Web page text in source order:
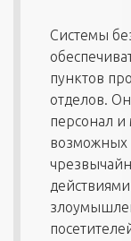
Системы
пунктов
отделов.
персонал и
возможных